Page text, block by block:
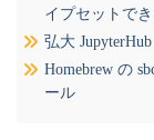
イプセットで
弘大
Homebrew の
ール